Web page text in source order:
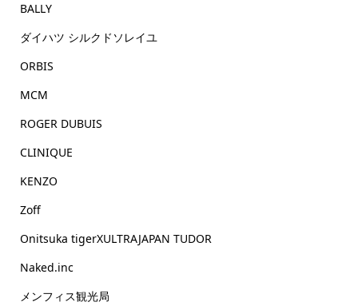
BALLY
ダイハツ シルクドソレイユ
ORBIS
MCM
ROGER DUBUIS
CLINIQUE
KENZO
Zoff
Onitsuka tigerXULTRAJAPAN TUDOR
Naked.inc
メンフィス観光局